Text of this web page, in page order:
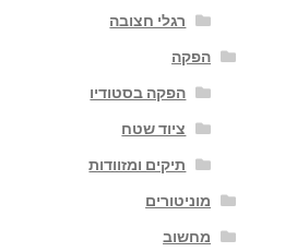
רגלי חצובה
הפקה
הפקה בסטודיו
ציוד שטח
תיקים ומזוודות
מוניטורים
מחשוב